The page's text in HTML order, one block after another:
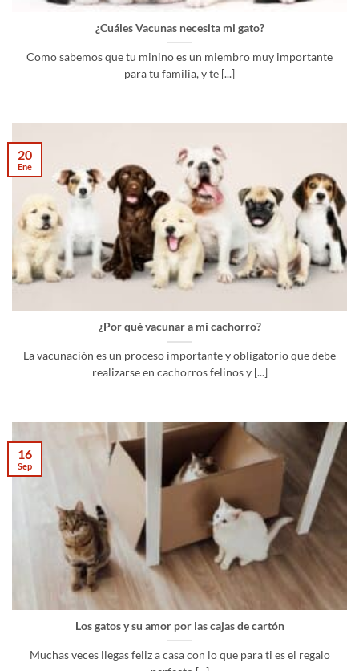
¿Cuáles Vacunas necesita mi gato?
Como sabemos que tu minino es un miembro muy importante
para tu familia, y te [...]
¿Por qué vacunar a mi cachorro?
La vacunación es un proceso importante y obligatorio que debe
realizarse en cachorros felinos y [...]
20
Ene
Los gatos y su amor por las cajas de cartón
Muchas veces llegas feliz a casa con lo que para ti es el regalo
16
Sep